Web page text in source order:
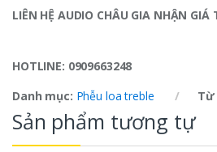
LIÊN HỆ AUDIO CHÂU GIA NHẬN GIÁ
HOTLINE: 0909663248
Danh mục: Phễu loa treble Từ
Sản phẩm tương tự